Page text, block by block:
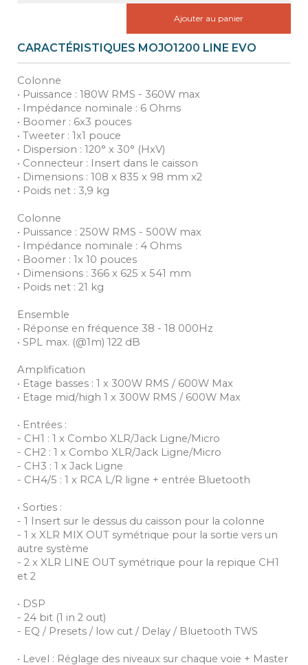
Ajouter au panier
CARACTÉRISTIQUES MOJO1200 LINE EVO
Colonne
• Puissance : 180W RMS - 360W max
• Impédance nominale : 6 Ohms
• Boomer : 6x3 pouces
• Tweeter : 1x1 pouce
• Dispersion : 120° x 30° (HxV)
• Connecteur : Insert dans le caisson
• Dimensions : 108 x 835 x 98 mm x2
• Poids net : 3,9 kg
Colonne
• Puissance : 250W RMS - 500W max
• Impédance nominale : 4 Ohms
• Boomer : 1x 10 pouces
• Dimensions : 366 x 625 x 541 mm
• Poids net : 21 kg
Ensemble
• Réponse en fréquence 38 - 18 000Hz
• SPL max. (@1m) 122 dB
Amplification
• Etage basses : 1 x 300W RMS / 600W Max
• Etage mid/high 1 x 300W RMS / 600W Max
• Entrées :
- CH1 : 1 x Combo XLR/Jack Ligne/Micro
- CH2 : 1 x Combo XLR/Jack Ligne/Micro
- CH3 : 1 x Jack Ligne
- CH4/5 : 1 x RCA L/R ligne + entrée Bluetooth
• Sorties :
- 1 Insert sur le dessus du caisson pour la colonne
- 1 x XLR MIX OUT symétrique pour la sortie vers un
autre système
- 2 x XLR LINE OUT symétrique pour la repique CH1
et 2
• DSP
- 24 bit (1 in 2 out)
- EQ / Presets / low cut / Delay / Bluetooth TWS
• Level : Réglage des niveaux sur chaque voie + Master